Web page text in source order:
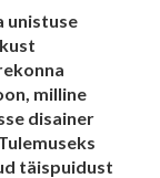
unistuse
milline
disainer
täispuidust